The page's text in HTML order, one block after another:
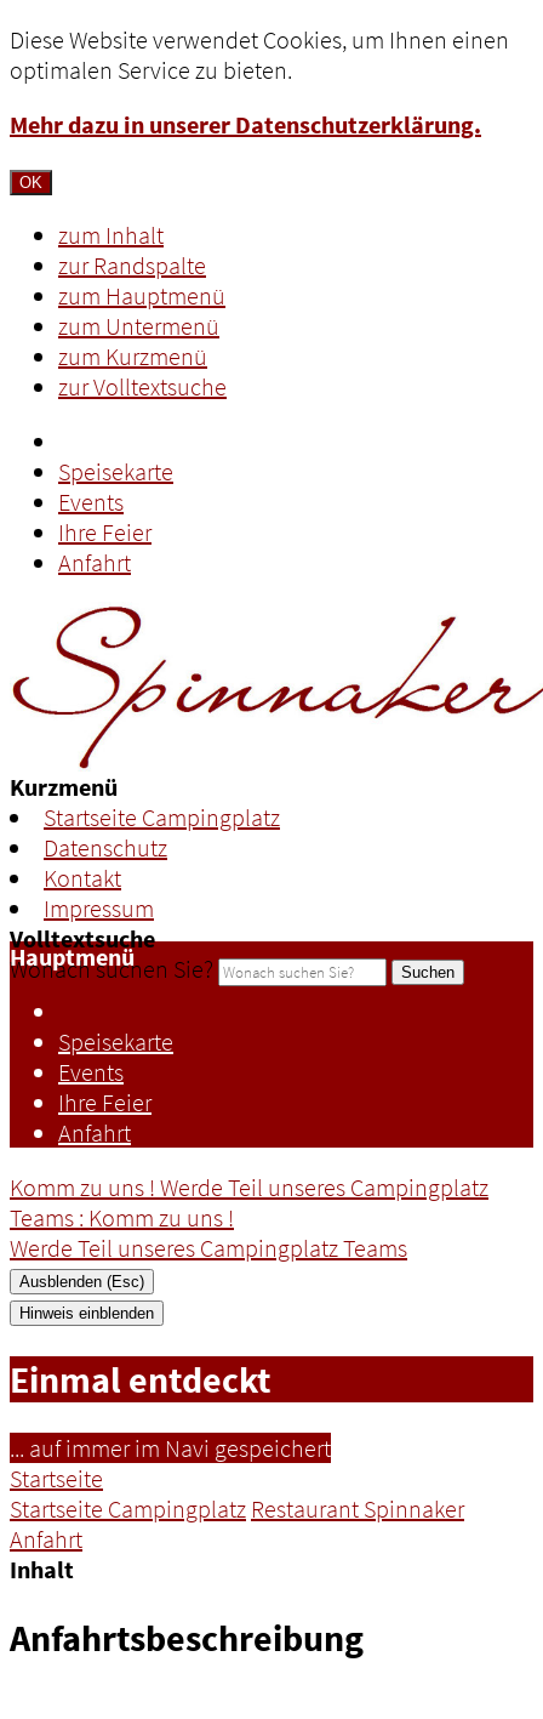
Diese Website verwendet Cookies, um Ihnen einen
optimalen Service zu bieten.
Mehr dazu in unserer Datenschutzerklärung.
OK
zum Inhalt
zur Randspalte
zum Hauptmenü
zum Untermenü
zum Kurzmenü
zur Volltextsuche
Speisekarte
Events
Ihre Feier
Anfahrt
Kurzmenü
Startseite Campingplatz
Datenschutz
Kontakt
Impressum
Volltextsuche
Wonach suchen Sie?
Suchen
Hauptmenü
Speisekarte
Events
Ihre Feier
Anfahrt
Komm zu uns ! Werde Teil unseres Campingplatz
Teams : Komm zu uns !
Werde Teil unseres Campingplatz Teams
Ausblenden (Esc)
Hinweis einblenden
Einmal entdeckt
... auf immer im Navi gespeichert
Startseite
Startseite Campingplatz Restaurant Spinnaker
Anfahrt
Inhalt
Anfahrtsbeschreibung